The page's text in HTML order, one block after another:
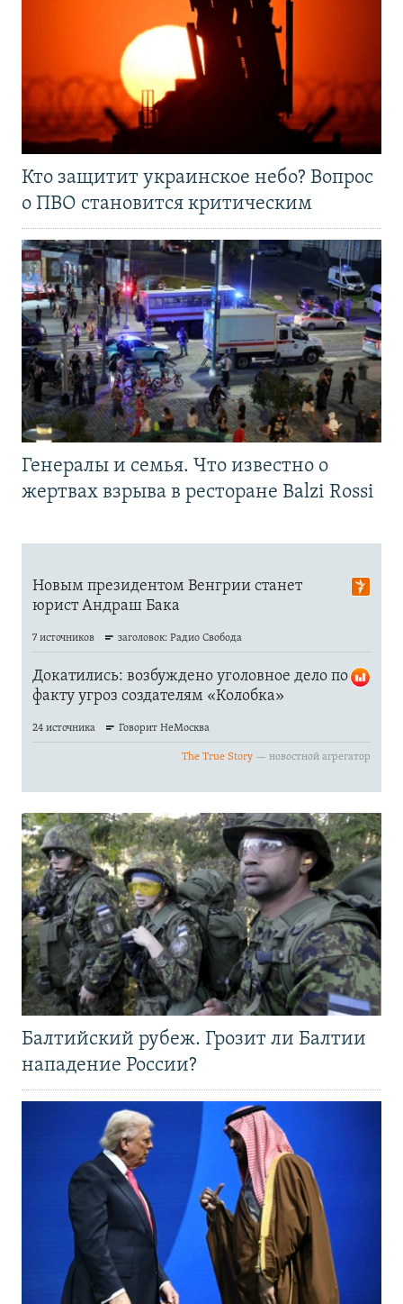
Кто защитит украинское небо? Вопрос
о ПВО становится критическим
Генералы и семья. Что известно о
жертвах взрыва в ресторане Balzi Rossi
Балтийский рубеж. Грозит ли Балтии
нападение России?